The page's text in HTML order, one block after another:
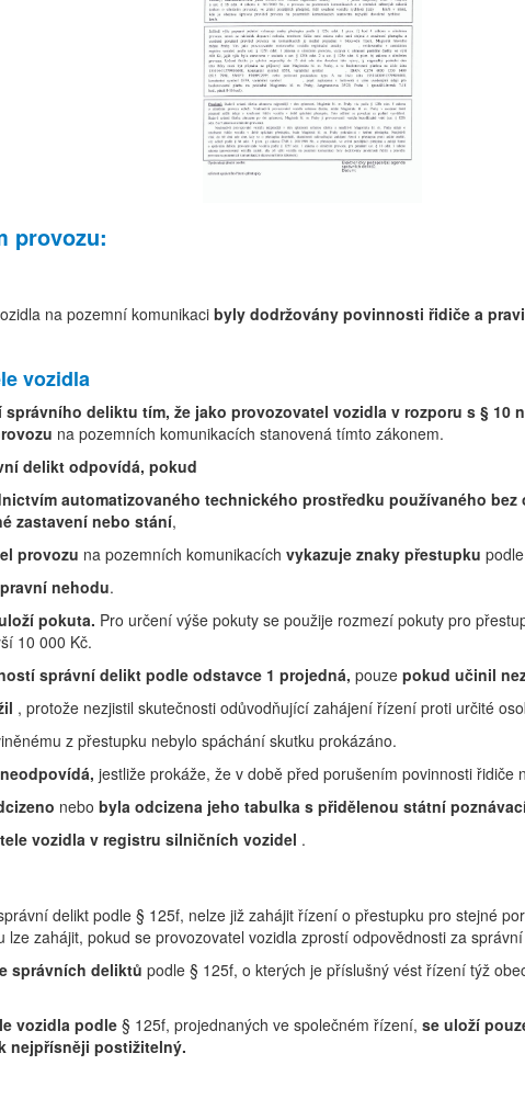
provozu:
na pozemní komunikacibyly dodržovány povinnosti řidiče a
vozidla
deliktu tím, že jako provozovatel vozidla v rozporu s § 10
na pozemních komunikacích stanovená tímto zákonem.
delikt odpovídá, pokud
automatizovaného technického prostředku používaného bez
zastavení nebo stání,
provozu na pozemních komunikacích vykazuje znaky přestupku
nehodu.
pokuta. Pro určení výše pokuty se použije rozmezí pokuty pro
10 000 Kč.
správní delikt podleodstavce 1 projedná, pouze pokud učinil
, protože nezjistil skutečnosti odůvodňující zahájení řízení proti určité
z přestupku nebylo spáchání skutku prokázáno.
jestliže prokáže, že v době před porušením povinnosti
nebo byla odcizena jeho tabulka s přidělenou státní
vozidla v registru silničních vozidel .
delikt podle § 125f, nelze již zahájit řízení o přestupku pro stejné
zahájit, pokud se provozovatel vozidla zprostí odpovědnosti za
správních deliktů podle § 125f, o kterých je příslušný vést řízení týž
vozidla podle § 125f, projednaných ve společném řízení, se uloží
nejpřísněji postižitelný.